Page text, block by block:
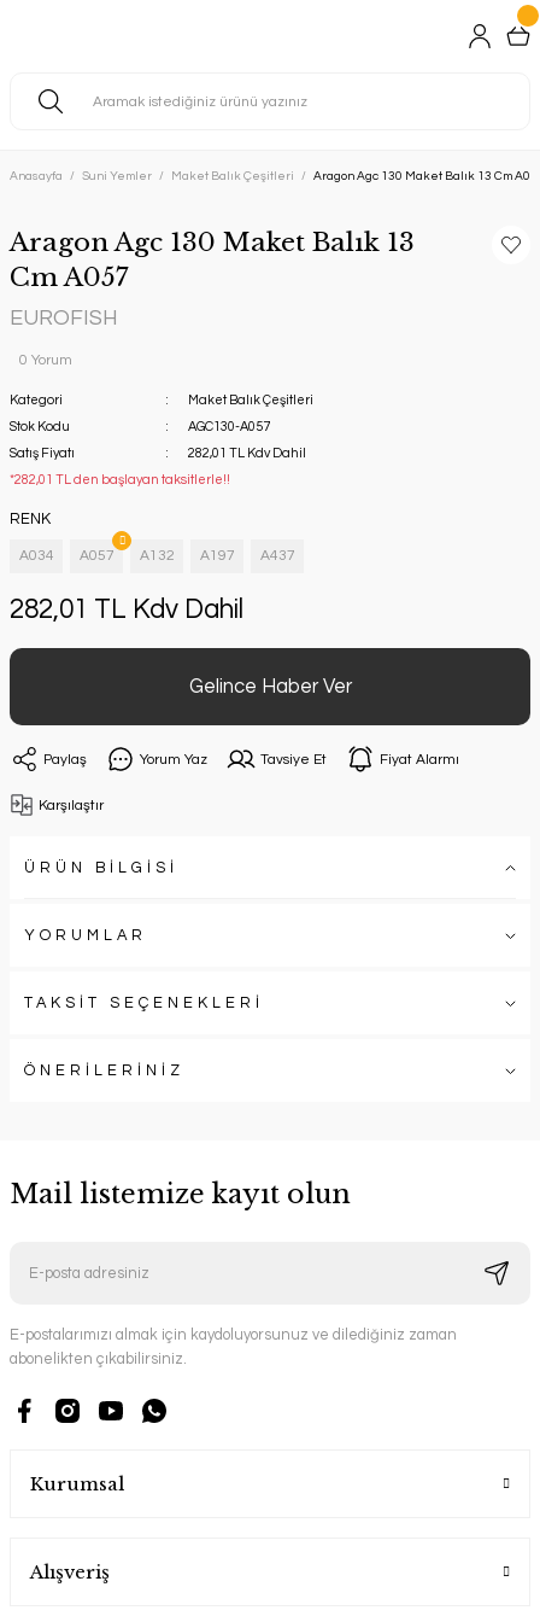
Anasayfa Suni Yemler Maket Balık Çeşitleri Aragon Agc 130 Maket Balık 13 Cm
Aragon Agc 130 Maket Balık 13
Cm A057
EUROFISH
0 Yorum
Kategori
Maket Balık Çeşitleri
Stok Kodu
AGC130-A057
Satış Fiyatı
282,01 TL Kdv Dahil
*282,01 TL den başlayan taksitlerle!!
RENK
A034 A057 A132 A197 A437
282,01 TL Kdv Dahil
Gelince Haber Ver
Paylaş Yorum Yaz Tavsiye Et Fiyat Alarmı
Karşılaştır
ÜRÜN BİLGİSİ
YORUMLAR
TAKSİT SEÇENEKLERİ
ÖNERİLERİNİZ
Mail listemize kayıt olun
E-postalarımızı almak için kaydoluyorsunuz ve dilediğiniz zaman
abonelikten çıkabilirsiniz.
Kurumsal
Alışveriş